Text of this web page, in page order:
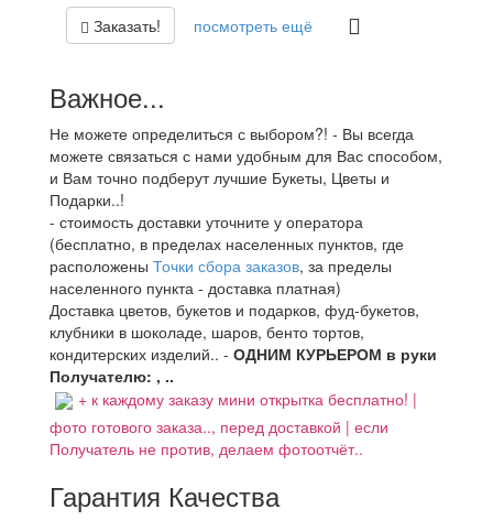
Заказать! посмотреть ещё
Важное...
Не можете определиться с выбором?! - Вы всегда
можете связаться с нами удобным для Вас способом,
и Вам точно подберут лучшие Букеты, Цветы и
Подарки..!
- стоимость доставки уточните у оператора
(бесплатно, в пределах населенных пунктов, где
расположены Точки сбора заказов, за пределы
населенного пункта - доставка платная)
Доставка цветов, букетов и подарков, фуд-букетов,
клубники в шоколаде, шаров, бенто тортов,
кондитерских изделий.. - ОДНИМ КУРЬЕРОМ в руки
Получателю: , ..
+ к каждому заказу мини открытка бесплатно! |
фото готового заказа.., перед доставкой | если
Получатель не против, делаем фотоотчёт..
Гарантия Качества